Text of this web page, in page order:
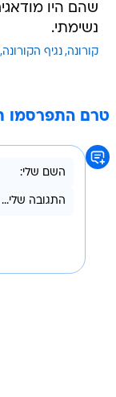
שהם היו
נשימתי.
קורונה נגיף הקורונה
טרם התפרסמו